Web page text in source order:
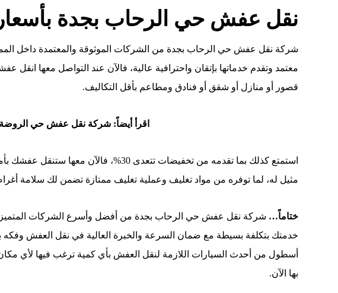
نقل عفش حي الرحاب بجدة
شركة نقل عفش حي الرحاب بجدة من الشركات الموثوقة والمعتمدة داخل
معتمد وتقدم خدماتها بإتقان واحترافية عالية، فالآن عند التواصل معها
قصور أو منازل أو شقق أو فنادق ومطاعم بأقل التكاليف.
اقرأ أيضاً:شركة نقل عفش حي الروضة
استمتع كذلك بما تقدمه من تخفيضات تتعدى 30%،
مثيل له، لما توفره من مواد تغليف وعملية تغليف ممتازة تضمن لك سلامة
ختاماً… شركة نقل عفش حي الرحاب بجدة من أفضل وأسرع الشركات
خدمتك بتكلفة بسيطة مع ضمان السرعة والخبرة العالية في نقل العفش وفكه
أسطول من أحدث السيارات اللازمة لنقل العفش بأي كمية ترغب فيها لأي مكان
بها الآن.